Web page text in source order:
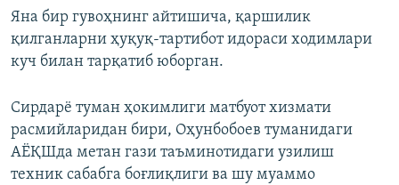
Яна бир гувоҳнинг айтишича, қаршилик
қилганларни ҳуқуқ-тартибот идораси ходимлари
куч билан тарқатиб ​юборган.
Сирдарё туман ҳокимлиги матбуот хизмати
расмийларидан бири, Оҳунбобоев туманидаги
АЁҚШда метан гази таъминотидаги узилиш
техник сабабга боғлиқлиги ва шу муаммо